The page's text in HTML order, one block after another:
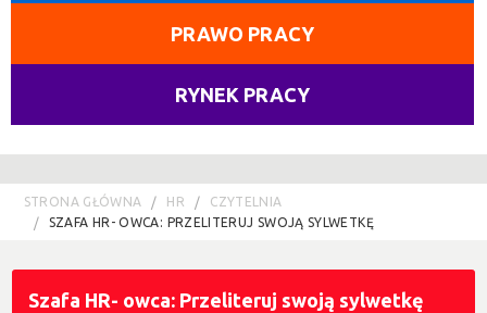
PRAWO PRACY
RYNEK PRACY
STRONA GŁÓWNA HR
CZYTELNIA
SZAFA HR- OWCA: PRZELITERUJ SWOJĄ SYLWETKĘ
Szafa HR- owca: Przeliteruj swoją sylwetkę